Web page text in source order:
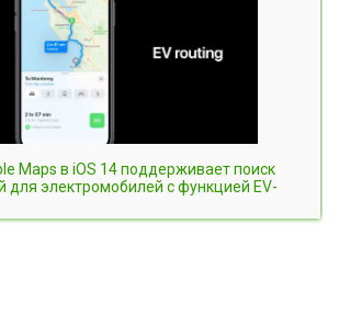
Maps в iOS 14 поддерживает поиск
для электромобилей с функцией EV-